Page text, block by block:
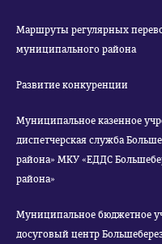
Маршруты регулярных
муниципального района
Развитие конкуренции
Муниципальное казенное
диспетчерская служба
района» МКУ «ЕДДС
района»
Муниципальное бюджетное учреждение культуры «Культурно –
досуговый центр